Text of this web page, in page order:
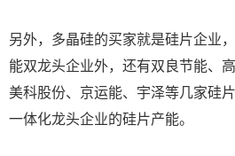
另外，多晶硅的买家就是硅片企业
能双龙头企业外，还有双良节能、
美科股份、京运能、宇泽等几家硅
一体化龙头企业的硅片产能。